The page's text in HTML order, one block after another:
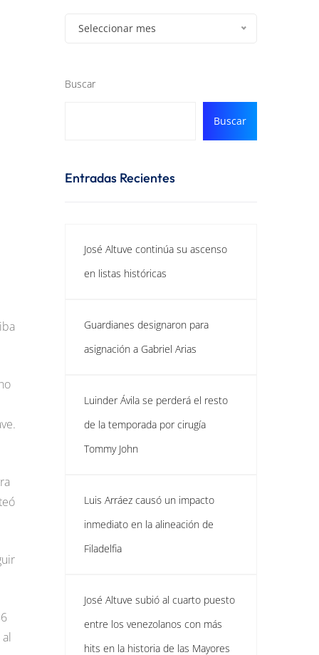
Seleccionar mes
Buscar
Buscar
Entradas Recientes
José Altuve continúa su ascenso
en listas históricas
Guardianes designaron para
asignación a Gabriel Arias
Luinder Ávila se perderá el resto
de la temporada por cirugía
Tommy John
Luis Arráez causó un impacto
inmediato en la alineación de
Filadelfia
José Altuve subió al cuarto puesto
entre los venezolanos con más
hits en la historia de las Mayores